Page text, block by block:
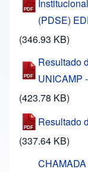
(PDSE)
(346.93 KB)
Resultado
UNICAMP
(423.78 KB)
Resultado
(337.64 KB)